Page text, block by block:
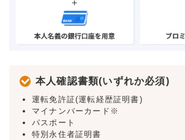
本人確認書類(いずれか必須)
運転免許証(運転経歴証明書)
マイナンバーカード※
パスポート
特別永住者証明書